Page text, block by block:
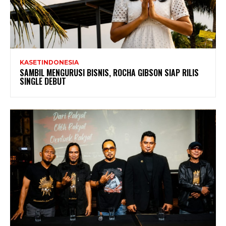
KASETINDONESIA
SAMBIL MENGURUSI BISNIS, ROCHA GIBSON SIAP RILIS
SINGLE DEBUT